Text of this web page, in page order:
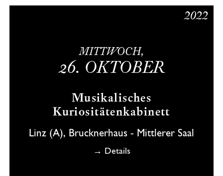
MITTWOCH,
26. OKTOBER
2022
Musikalisches
Kuriositätenkabinett
Linz (A), Brucknerhaus - Mittlerer Saal
→ Details